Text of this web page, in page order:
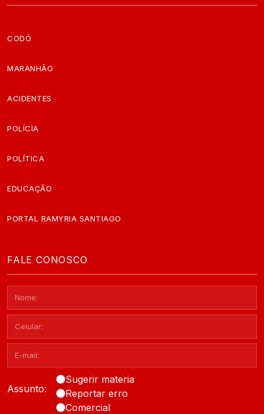
CODÓ
MARANHÃO
ACIDENTES
POLÍCIA
POLÍTICA
EDUCAÇÃO
PORTAL RAMYRIA SANTIAGO
FALE CONOSCO
Assunto:
Sugerir materia
Reportar erro
Comercial